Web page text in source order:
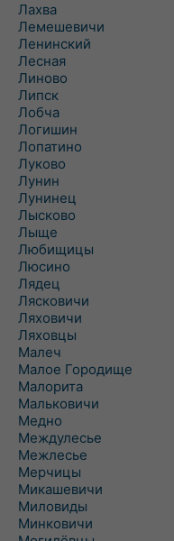
Лахва
Лемешевичи
Ленинский
Лесная
Линово
Липск
Лобча
Логишин
Лопатино
Луково
Лунин
Лунинец
Лысково
Лыще
Любищицы
Люсино
Лядец
Лясковичи
Ляховичи
Ляховцы
Малеч
Малое Городище
Малорита
Мальковичи
Медно
Междулесье
Межлесье
Мерчицы
Микашевичи
Миловиды
Минковичи